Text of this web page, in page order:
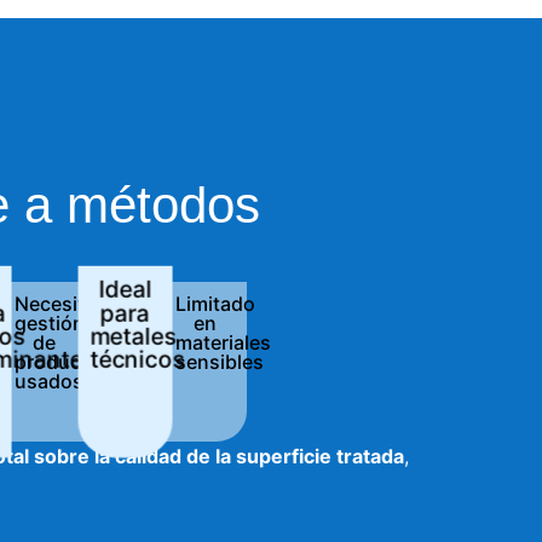
a métodos
Necesita
gestión
de
productos
usados
Ideal
para
metales
técnicos
Limitado
en
materiales
sensibles
sobre la calidad de la superficie tratada,